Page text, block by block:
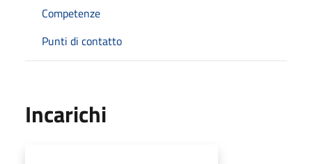
Competenze
Punti di contatto
Incarichi